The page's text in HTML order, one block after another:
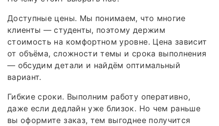
Доступные цены. Мы понимаем, что многие
клиенты — студенты, поэтому держим
стоимость на комфортном уровне. Цена зависит
от объёма, сложности темы и срока выполнения
— обсудим детали и найдём оптимальный
вариант.
Гибкие сроки. Выполним работу оперативно,
даже если дедлайн уже близок. Но чем раньше
вы оформите заказ, тем выгоднее получится